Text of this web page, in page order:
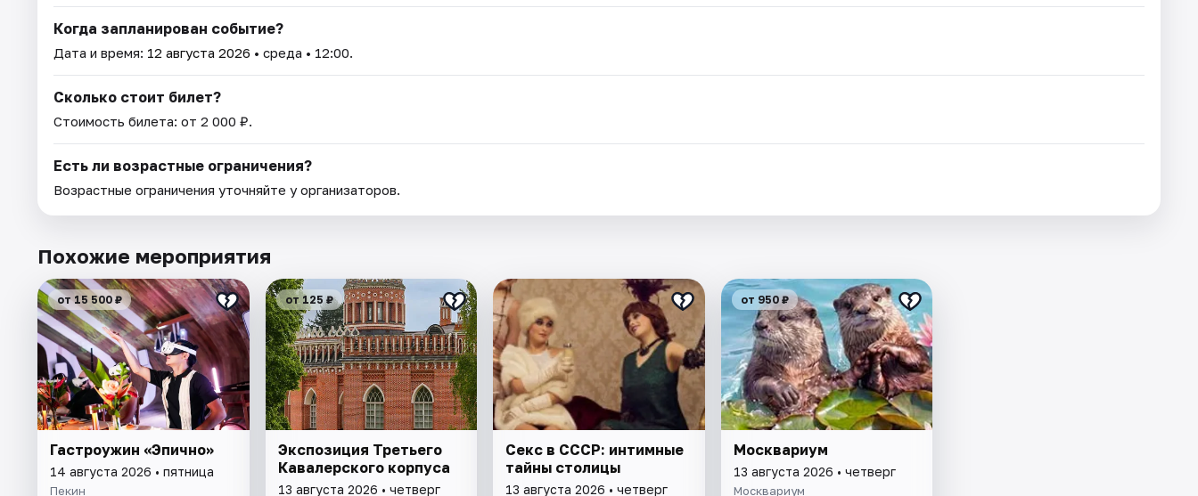
Когда запланирован событие?
Дата и время: 12 августа 2026 • среда • 12:00.
Сколько стоит билет?
Стоимость билета: от 2 000 ₽.
Есть ли возрастные ограничения?
Возрастные ограничения уточняйте у организаторов.
Похожие мероприятия
от 15 500 ₽
Гастроужин «Эпично»
14 августа 2026 • пятница
Пекин
от 125 ₽
Экспозиция Третьего
Кавалерского корпуса
13 августа 2026 • четверг
Секс в СССР: интимные
тайны столицы
13 августа 2026 • четверг
от 950 ₽
Москвариум
13 августа 2026 • четверг
Москвариум